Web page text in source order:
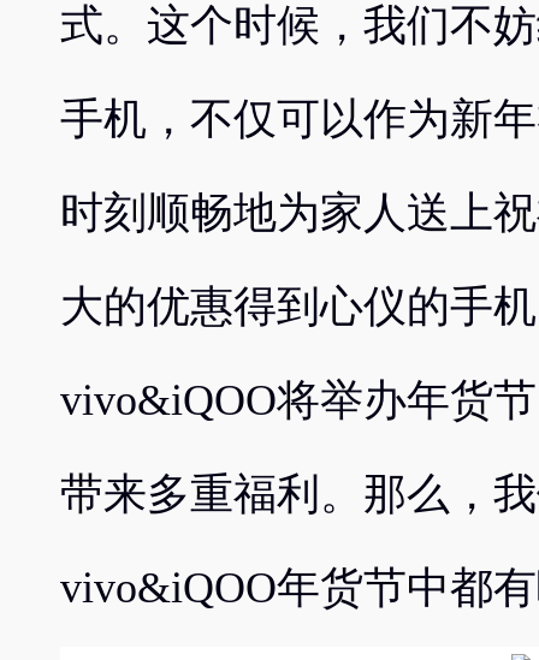
式。这个时候，我们不
手机，不仅可以作为新
时刻顺畅地为家人送上
大的优惠得到心仪的手
vivo&iQOO将举办年货
带来多重福利。那么，
vivo&iQOO年货节中都